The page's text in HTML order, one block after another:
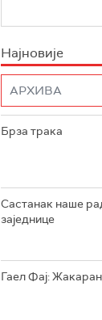
Најновије
Брза трака
Састанак наше
заједнице
Гаел Фај: